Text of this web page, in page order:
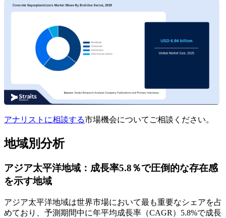
アナリストに相談する市場機会についてご相談ください。
地域別分析
アジア太平洋地域：成長率5.8％で圧倒的な存在感
を示す地域
アジア太平洋地域は世界市場において最も重要なシェアを占
めており、予測期間中に年平均成長率（CAGR）5.8%で成長